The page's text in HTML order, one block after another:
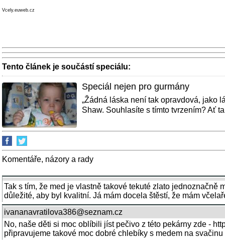
Vcely.euweb.cz
Tento článek je součástí speciálu:
Speciál nejen pro gurmány
„Žádná láska není tak opravdová, jako
Shaw. Souhlasíte s tímto tvrzením? Ať
Komentáře, názory a rady
Tak s tím, že med je vlastně takové tekuté zlato jednoznačně
důležité, aby byl kvalitní. Já mám docela štěstí, že mám
ivananavratilova386@seznam.cz
No, naše děti si moc oblíbili jíst pečivo z této pekárny zde -
připravujeme takové moc dobré chlebíky s medem na